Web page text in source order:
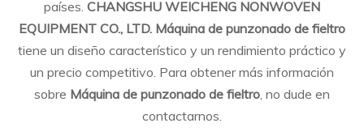
países. CHANGSHU WEICHENG NONWOVEN
EQUIPMENT CO., LTD. Máquina de punzonado de fieltro
tiene un diseño característico y un rendimiento práctico y
un precio competitivo. Para obtener más información
sobre Máquina de punzonado de fieltro , no dude en
contactarnos.